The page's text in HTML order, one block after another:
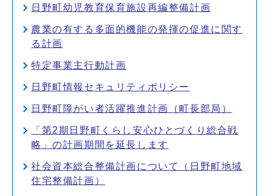
日野町幼児教育保育施設再編整備計画
農業の有する多面的機能の発揮の促進に関す
る計画
特定事業主行動計画
日野町情報セキュリティポリシー
日野町障がい者活躍推進計画（町長部局）
「第2期日野町くらし安心ひとづくり総合戦
略」の計画期間を延長します
社会資本総合整備計画について（日野町地域
住宅整備計画）